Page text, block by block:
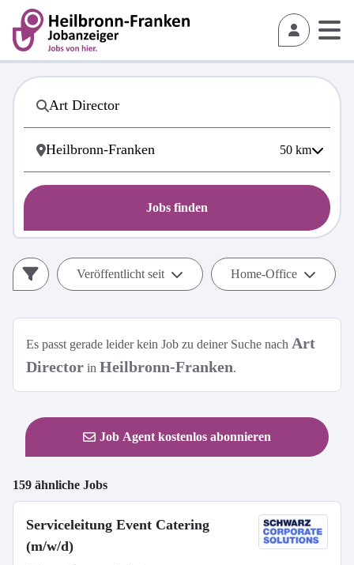
50 km
Jobs finden
Veröffentlicht seit Home-Office
Es passt gerade leider kein Job zu deiner Suche nach Art
Director in Heilbronn-Franken.
Job Agent kostenlos abonnieren
159 ähnliche Jobs
Serviceleitung Event Catering
(m/w/d)